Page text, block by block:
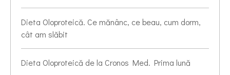
Dieta Oloproteică. Ce mănânc, ce beau, cum dorm,
cât am slăbit
Dieta Oloproteică de la Cronos Med. Prima lună